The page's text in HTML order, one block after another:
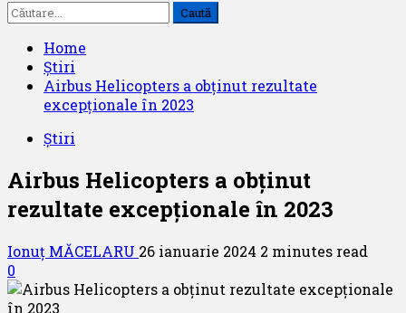
Caută
după:
Home
Știri
Airbus Helicopters a obținut rezultate
excepționale în 2023
Știri
Airbus Helicopters a obținut
rezultate excepționale în 2023
Ionuț MĂCELARU 26 ianuarie 2024 2 minutes read
0